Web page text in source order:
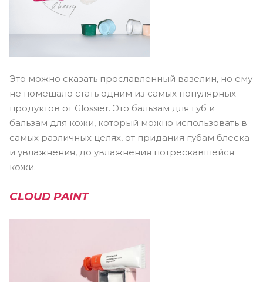
Это можно сказать прославленный вазелин, но ему
не помешало стать одним из самых популярных
продуктов от Glossier. Это бальзам для губ и
бальзам для кожи, который можно использовать в
самых различных целях, от придания губам блеска
и увлажнения, до увлажнения потрескавшейся
кожи.
CLOUD PAINT